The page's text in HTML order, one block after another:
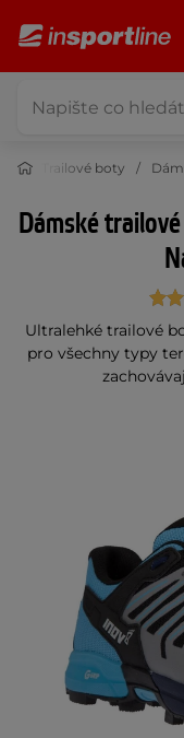
Trailové boty
Dámské
Ultralehké trailové
pro všechny typy